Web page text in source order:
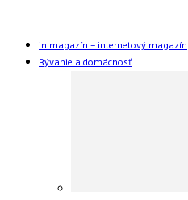
in magazín – internetový magazín
Bývanie a domácnosť